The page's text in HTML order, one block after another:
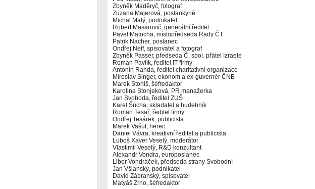
Zbyněk Maděryč, fotograf
Zuzana Majerová, poslankyně
Michal Malý, podnikatel
Robert Masarovič, generální ředitel
Pavel Matocha, místopředseda Rady ČT
Patrik Nacher, poslanec
Ondřej Neff, spisovatel a fotograf
Zbyněk Passer, předseda Č. spol. přátel Izraele
Roman Pavlík, ředitel IT firmy
Antonín Randa, ředitel charitativní organizace
Miroslav Singer, ekonom a ex-guvernér ČNB
Marek Stoniš, šéfredaktor
Karolina Stonjeková, PR manažerka
Jan Svoboda, ředitel ZUŠ
Karel Šůcha, skladatel a hudebník
Roman Tesař, ředitel firmy
Ondřej Tesárek, publicista
Marek Vašut, herec
Daniel Vávra, kreativní ředitel a publicista
Luboš Xaver Veselý, moderátor
Vlastimil Veselý, R&D konzultant
Alexandr Vondra, europoslanec
Libor Vondráček, předseda strany Svobodní
Jan Všianský, podnikatel
David Zábranský, spisovatel
Matyáš Zrno, šéfredaktor